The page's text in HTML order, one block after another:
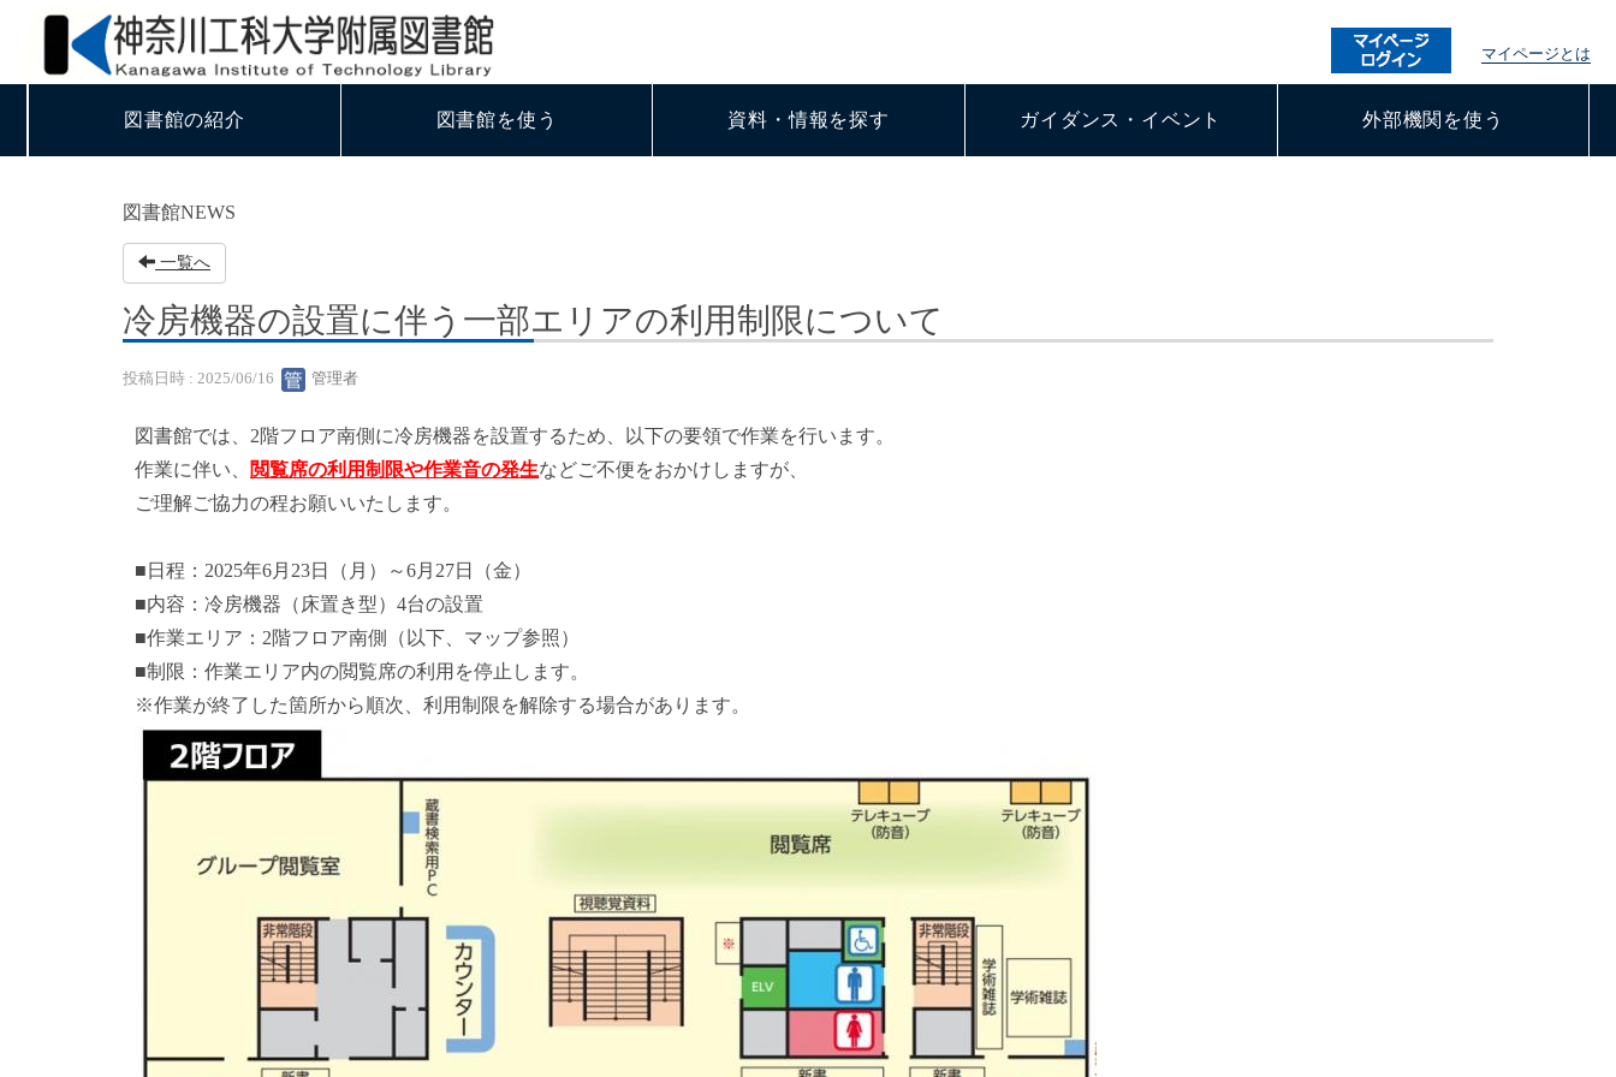
マイページとは
図書館の紹介 図書館を使う 資料・情報を探す ガイダンス・イベント 外部機関を使う
図書館NEWS
一覧へ
冷房機器の設置に伴う一部エリアの利用制限について
投稿日時 : 2025/06/16 管理者
図書館では、2階フロア南側に冷房機器を設置するため、以下の要領で作業を行います。
作業に伴い、
閲覧席の利用制限や作業音の発生などご不便をおかけしますが、
ご理解ご協力の程お願いいたします。
■日程：2025年6月23日（月）～6月27日（金）
■内容：冷房機器（床置き型）4台の設置
■作業エリア：2階フロア南側（以下、マップ参照）
■制限：作業エリア内の閲覧席の利用を停止します。
※作業が終了した箇所から順次、利用制限を解除する場合があります。